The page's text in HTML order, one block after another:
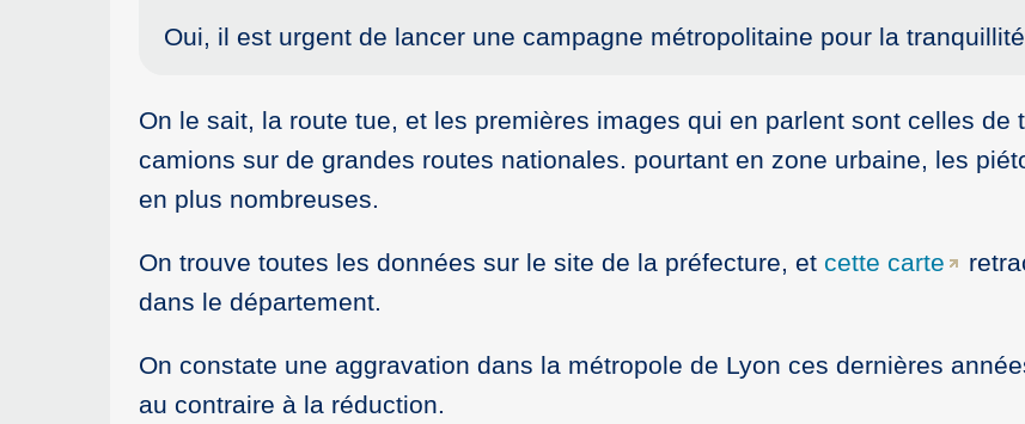
Oui, il est urgent de lancer une campagne métropolitaine pour la
On le sait, la route tue, et les premières images qui en parlent sont celles
camions sur de grandes routes nationales. pourtant en zone urbaine, les
en plus nombreuses.
On trouve toutes les données sur le site de la préfecture, et cette carte
dans le département.
On constate une aggravation dans la métropole de Lyon ces dernières
au contraire à la réduction.